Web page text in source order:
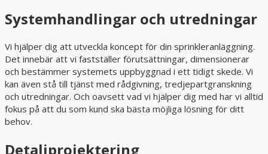
Systemhandlingar och utredningar
Vi hjälper dig att utveckla koncept för din sprinkleranläggning.
Det innebär att vi fastställer förutsättningar, dimensionerar
och bestämmer systemets uppbyggnad i ett tidigt skede. Vi
kan även stå till tjänst med rådgivning, tredjepartgranskning
och utredningar. Och oavsett vad vi hjälper dig med har vi alltid
fokus på att du som kund ska bästa möjliga lösning för ditt
behov.
Detaljprojektering